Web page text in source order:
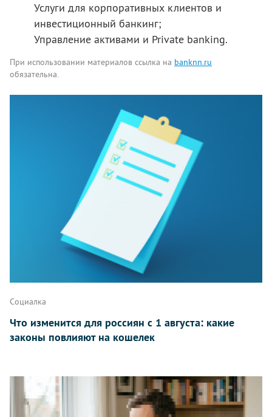
Услуги для корпоративных клиентов и
инвестиционный банкинг;
Управление активами и Private banking.
При использовании материалов ссылка на banknn.ru
обязательна.
Написать
Социалка
Что изменится для россиян с 1 августа: какие
законы повлияют на кошелек